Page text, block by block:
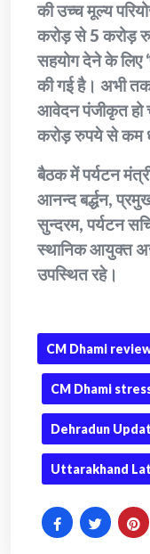
की उच्च मूल्य
करोड़ से 5 करोड़
सहयोग देने के लिए
की गई है। अभी
आवेदन पंजीकृत हो
करोड़ रुपये से कम
बैठक में पर्यटन
आनन्द बर्द्धन,
सुन्दरम, पर्यटन
स्थानिक आयुक्त
उपस्थित रहे।
CM Dhami
CM Dhami
Dehradun
Uttarakhand